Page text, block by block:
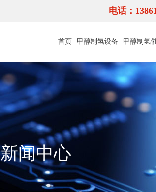
电话：
首页 甲醇制氢设备 甲醇制氢
新闻中心